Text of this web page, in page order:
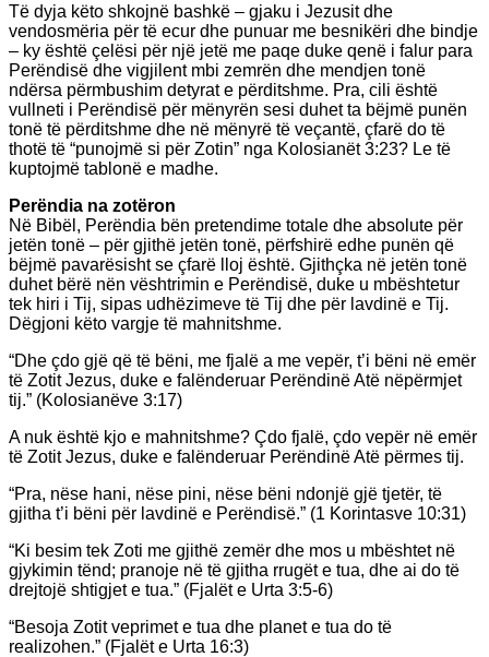
Të dyja këto shkojnë bashkë – gjaku i Jezusit dhe
vendosmëria për të ecur dhe punuar me besnikëri dhe bindje
– ky është çelësi për një jetë me paqe duke qenë i falur para
Perëndisë dhe vigjilent mbi zemrën dhe mendjen tonë
ndërsa përmbushim detyrat e përditshme. Pra, cili është
vullneti i Perëndisë për mënyrën sesi duhet ta bëjmë punën
tonë të përditshme dhe në mënyrë të veçantë, çfarë do të
thotë të “punojmë si për Zotin” nga Kolosianët 3:23? Le të
kuptojmë tablonë e madhe.
Perëndia na zotëron
Në Bibël, Perëndia bën pretendime totale dhe absolute për
jetën tonë – për gjithë jetën tonë, përfshirë edhe punën që
bëjmë pavarësisht se çfarë lloj është. Gjithçka në jetën tonë
duhet bërë nën vështrimin e Perëndisë, duke u mbështetur
tek hiri i Tij, sipas udhëzimeve të Tij dhe për lavdinë e Tij.
Dëgjoni këto vargje të mahnitshme.
“Dhe çdo gjë që të bëni, me fjalë a me vepër, t’i bëni në emër
të Zotit Jezus, duke e falënderuar Perëndinë Atë nëpërmjet
tij.” (Kolosianëve 3:17)
A nuk është kjo e mahnitshme? Çdo fjalë, çdo vepër në emër
të Zotit Jezus, duke e falënderuar Perëndinë Atë përmes tij.
“Pra, nëse hani, nëse pini, nëse bëni ndonjë gjë tjetër, të
gjitha t’i bëni për lavdinë e Perëndisë.” (1 Korintasve 10:31)
“Ki besim tek Zoti me gjithë zemër dhe mos u mbështet në
gjykimin tënd; pranoje në të gjitha rrugët e tua, dhe ai do të
drejtojë shtigjet e tua.” (Fjalët e Urta 3:5-6)
“Besoja Zotit veprimet e tua dhe planet e tua do të
realizohen.” (Fjalët e Urta 16:3)